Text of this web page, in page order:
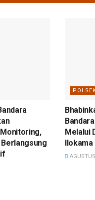
Melalui